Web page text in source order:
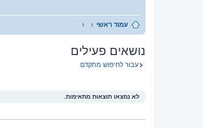
עמוד ראשי
נושאים פעילים
עבור לחיפוש מתקדם
לא נמצאו תוצאות מתאימות.